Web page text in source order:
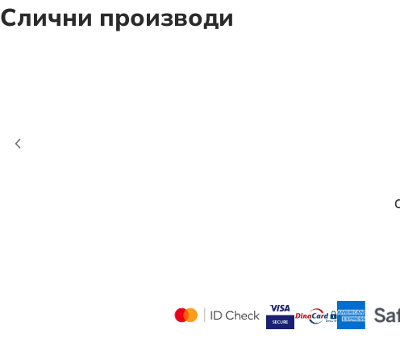
Слични производи